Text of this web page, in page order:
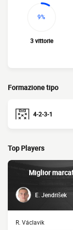
9%
3 vittorie
Formazione tipo
4-2-3-1
Top Players
Miglior
E. Jendrišek
R. Václavik